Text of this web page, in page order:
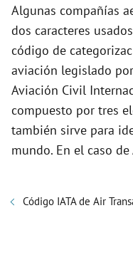
Algunas compañías
dos caracteres
código de
aviación legislado
Aviación Civil
compuesto por tres
también sirve para
mundo. En el caso
Código IATA de Air